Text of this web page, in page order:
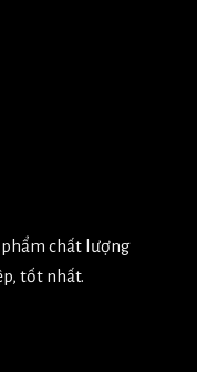
phẩm chất lượng
tốt nhất.